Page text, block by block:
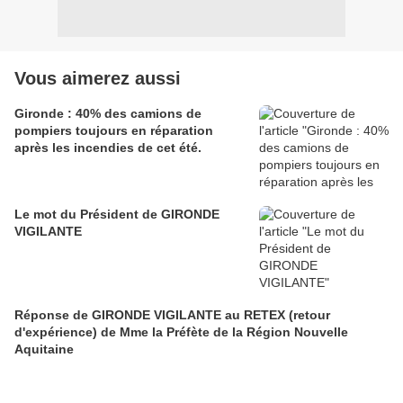
Vous aimerez aussi
Gironde : 40% des camions de
pompiers toujours en réparation
après les incendies de cet été.
Le mot du Président de GIRONDE
VIGILANTE
Réponse de GIRONDE VIGILANTE au RETEX (retour
d'expérience) de Mme la Préfète de la Région Nouvelle
Aquitaine